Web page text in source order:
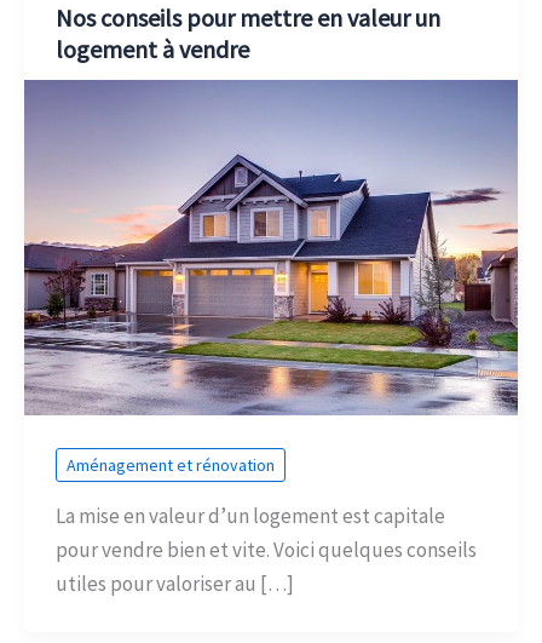
Nos conseils pour mettre en valeur un
logement à vendre
Aménagement et rénovation
La mise en valeur d’un logement est capitale
pour vendre bien et vite. Voici quelques conseils
utiles pour valoriser au […]